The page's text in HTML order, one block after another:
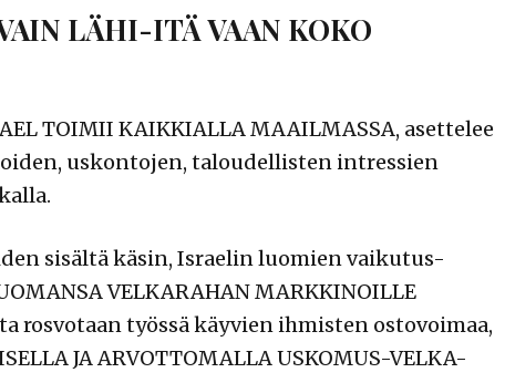
LÄHI-ITÄ VAAN KOKO
TOIMII KAIKKIALLA MAAILMASSA, asettelee
uskontojen, taloudellisten intressien
sisältä käsin, Israelin luomien vaikutus-
VELKARAHAN MARKKINOILLE
rosvotaan työssä käyvien ihmisten ostovoimaa,
JA ARVOTTOMALLA USKOMUS-VELKA-